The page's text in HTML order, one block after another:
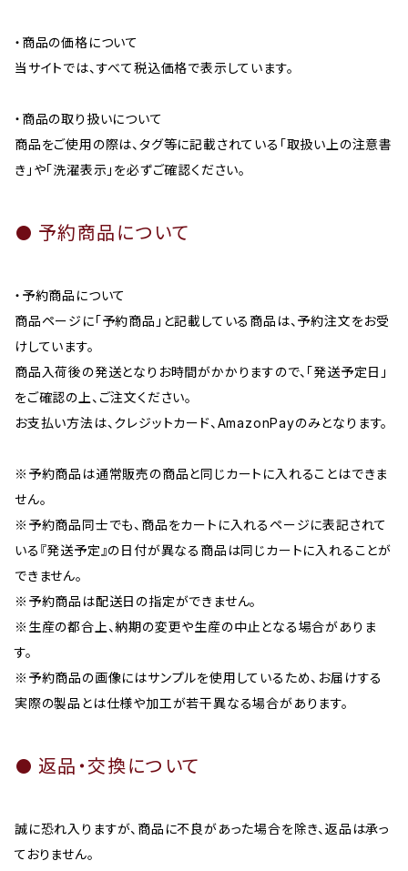
・商品の価格について
当サイトでは、すべて税込価格で表示しています。
・商品の取り扱いについて
商品をご使用の際は、タグ等に記載されている「取扱い上の注意書
き」や「洗濯表示」を必ずご確認ください。
予約商品について
・予約商品について
商品ページに「予約商品」と記載している商品は、予約注文をお受
けしています。
商品入荷後の発送となりお時間がかかりますので、「発送予定日」
をご確認の上、ご注文ください。
お支払い方法は、クレジットカード、AmazonPayのみとなります。
※予約商品は通常販売の商品と同じカートに入れることはできま
せん。
※予約商品同士でも、商品をカートに入れるページに表記されて
いる『発送予定』の日付が異なる商品は同じカートに入れることが
できません。
※予約商品は配送日の指定ができません。
※生産の都合上、納期の変更や生産の中止となる場合がありま
す。
※予約商品の画像にはサンプルを使用しているため、お届けする
実際の製品とは仕様や加工が若干異なる場合があります。
返品・交換について
誠に恐れ入りますが、商品に不良があった場合を除き、返品は承っ
ておりません。